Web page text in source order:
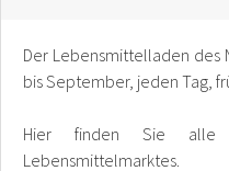
Der Lebensmittelladen des
bis September, jeden Tag,
Hier finden Sie alle
Lebensmittelmarktes.